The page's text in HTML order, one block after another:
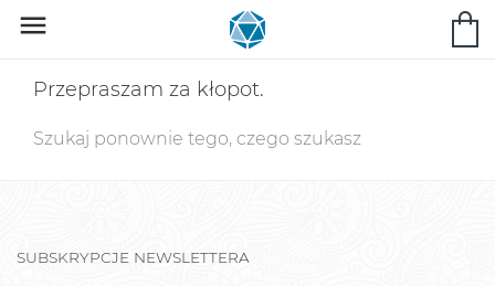

Przepraszam za kłopot.
Szukaj ponownie tego, czego szukasz
SUBSKRYPCJE NEWSLETTERA